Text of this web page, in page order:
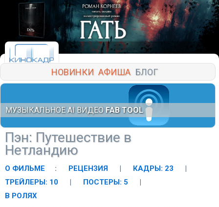
НОВИНКИ АФИША БЛОГ
МУЗЫКАЛЬНОЕ AI ВИДЕО FAB TOOL
Пэн: Путешествие в
Нетландию
О ФИЛЬМЕ : РЕЦЕНЗИЯ | КАДРЫ: 23
|
ТРЕЙЛЕРЫ: 10
| ПОСТЕРЫ: 5
|
В РОЛЯХ